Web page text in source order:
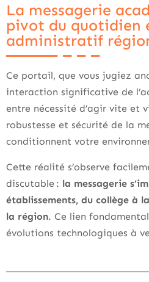
La messagerie
pivot du quotidien
administratif
Ce portail, que vous jugiez
interaction significative de
entre nécessité d’agir vite et
robustesse et sécurité de la
conditionnent votre
Cette réalité s’observe
discutable : la messagerie
établissements, du collège à
la région. Ce lien
évolutions technologiques à